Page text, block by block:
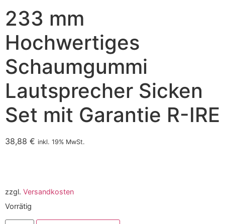
233 mm
Hochwertiges
Schaumgummi
Lautsprecher Sicken
Set mit Garantie R-IRE
38,88 € inkl. 19% MwSt.
zzgl. Versandkosten
Vorrätig